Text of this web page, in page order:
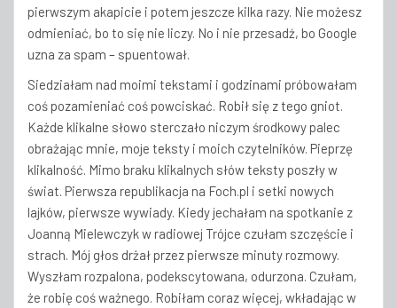
pierwszym akapicie i potem jeszcze kilka razy. Nie możesz
odmieniać, bo to się nie liczy. No i nie przesadź, bo Google
uzna za spam – spuentował.
Siedziałam nad moimi tekstami i godzinami próbowałam
coś pozamieniać coś powciskać. Robił się z tego gniot.
Każde klikalne słowo sterczało niczym środkowy palec
obrażając mnie, moje teksty i moich czytelników. Pieprzę
klikalność. Mimo braku klikalnych słów teksty poszły w
świat. Pierwsza republikacja na Foch.pl i setki nowych
lajków, pierwsze wywiady. Kiedy jechałam na spotkanie z
Joanną Mielewczyk w radiowej Trójce czułam szczęście i
strach. Mój głos drżał przez pierwsze minuty rozmowy.
Wyszłam rozpalona, podekscytowana, odurzona. Czułam,
że robię coś ważnego. Robiłam coraz więcej, wkładając w